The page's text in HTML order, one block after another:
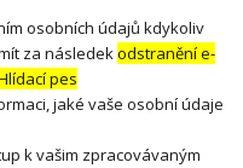
osobních údajů kdykoliv
za následekodstranění e-
pes
jaké vaše osobní údaje
k vašim zpracovávaným